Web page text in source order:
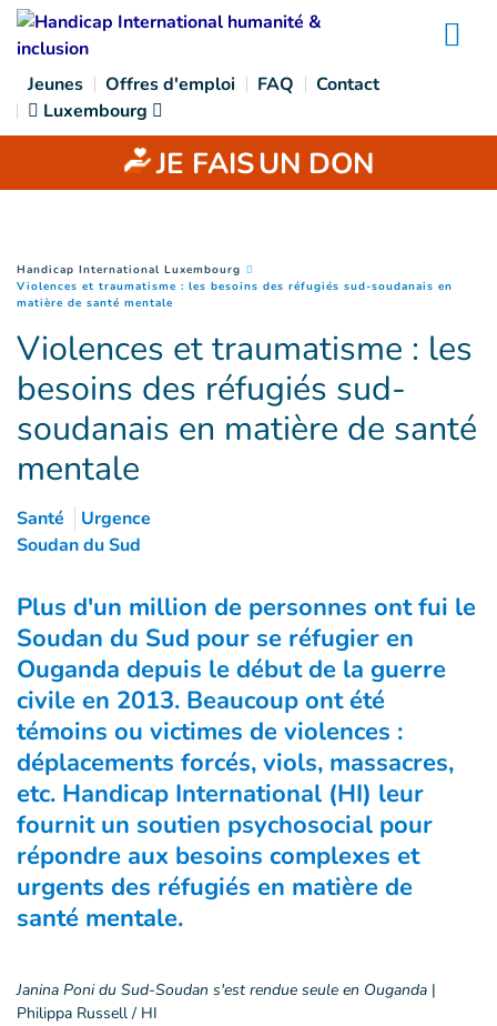
Goto main content
Jeunes Offres d'emploi FAQ
Contact
Luxembourg
JE FAISUN DON
You are here :
Handicap International Luxembourg
Violences et traumatisme : les besoins des réfugiés sud-soudanais en
matière de santé mentale
Violences et traumatisme : les
besoins des réfugiés sud-
soudanais en matière de santé
mentale
Santé
Urgence
Soudan du Sud
Plus d'un million de personnes ont fui le
Soudan du Sud pour se réfugier en
Ouganda depuis le début de la guerre
civile en 2013. Beaucoup ont été
témoins ou victimes de violences :
déplacements forcés, viols, massacres,
etc. Handicap International (HI) leur
fournit un soutien psychosocial pour
répondre aux besoins complexes et
urgents des réfugiés en matière de
santé mentale.
Janina Poni du Sud-Soudan s'est rendue seule en Ouganda |
Philippa Russell / HI